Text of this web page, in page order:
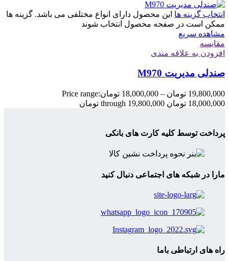
انتخاب گزینه ها این محصول دارای انواع مختلفی می باشد. گزینه ها
ممکن است در صفحه محصول انتخاب شوند
مشاهده سریع
مقایسه
افزودن به علاقه مندی
صندلی مدیریت M970
19,800,000 تومان –
18,000,000 تومانPrice range:
18,000,000 تومان through 19,800,000 تومان
پرداخت توسط کلیه کارت های بانکی
مارا در شبکه های اجتماعی دنبال کنید
راه های ارتباطی باما